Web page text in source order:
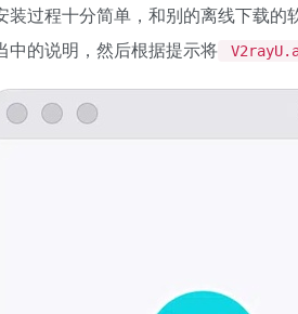
装过程十分简单，和别的离线下载的
中的说明，然后根据提示将